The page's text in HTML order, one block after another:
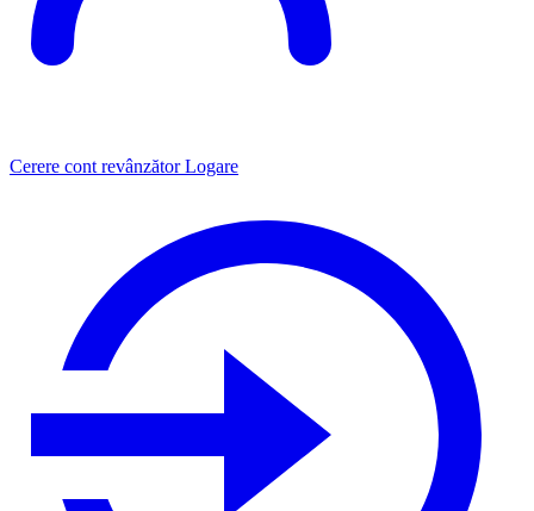
Cerere cont revânzător Logare